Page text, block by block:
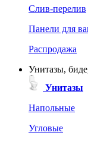
Слив-перелив
Панели для
Распродажа
Унитазы,
Унитазы
Напольные
Угловые